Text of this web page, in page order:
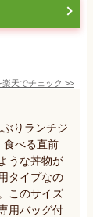
楽天でチェック >>
りランチジ
食べる直前
うな丼物が
タイプなの
このサイズ
用バッグ付